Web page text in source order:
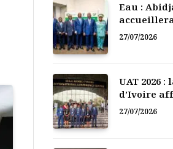
Eau :
Forum
27/07/2026
UAT 2026 :
d’Ivoire
27/07/2026